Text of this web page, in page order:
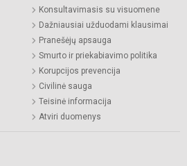
Konsultavimasis su visuomene
Dažniausiai užduodami klausimai
Pranešėjų apsauga
Smurto ir priekabiavimo politika
Korupcijos prevencija
Civilinė sauga
Teisinė informacija
Atviri duomenys